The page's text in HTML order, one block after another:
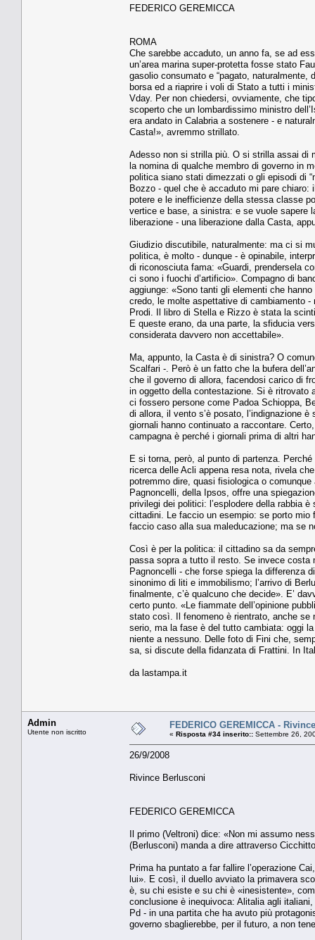
FEDERICO GEREMICCA
ROMA
Che sarebbe accaduto, un anno fa, se ad
un’area marina super-protetta fosse stato
gasolio consumato e “pagato,
borsa ed a riaprire i voli di Stato a tutti i
Vday. Per non chiedersi, ovviamente, che
scoperto che un lombardissimo ministro
era andato in Calabria a sostenere - e
Casta!», avremmo strillato.
Adesso non si strilla più. O si strilla assai di
la nomina di qualche membro di governo in
politica siano stati dimezzati o gli episodi di
Bozzo - quel che è accaduto mi pare
potere e le inefficienze della stessa classe
vertice e base, a sinistra: e se vuole sapere
liberazione - una liberazione dalla Casta,
Giudizio discutibile, naturalmente: ma ci si
politica, è molto - dunque - è opinabile,
di riconosciuta fama: «Guardi, prendersela
ci sono i fuochi d’artificio». Compagno di
aggiunge: «Sono tanti gli elementi che
credo, le molte aspettative di cambiamento -
Prodi. Il libro di Stella e Rizzo è stata la
E queste erano, da una parte, la sfiducia
considerata davvero non accettabile».
Ma, appunto, la Casta è di sinistra? O
Scalfari -. Però è un fatto che la bufera
che il governo di allora, facendosi carico di
in oggetto della contestazione. Si è ritrovato
ci fossero persone come Padoa Schioppa,
di allora, il vento s’è posato, l’indignazione
giornali hanno continuato a raccontare.
campagna è perché i giornali prima di altri
E si torna, però, al punto di partenza.
ricerca delle Acli appena resa nota, rivela
potremmo dire, quasi fisiologica o
Pagnoncelli, della Ipsos, offre una
privilegi dei politici: l’esplodere della rabbia
cittadini. Le faccio un esempio: se porto
faccio caso alla sua maleducazione; ma se
Così è per la politica: il cittadino sa da
passa sopra a tutto il resto. Se invece costa
Pagnoncelli - che forse spiega la differenza
sinonimo di liti e immobilismo; l’arrivo di
finalmente, c’è qualcuno che decide». E’
certo punto. «Le fiammate dell’opinione
stato così. Il fenomeno è rientrato, anche se
serio, ma la fase è del tutto cambiata: oggi
niente a nessuno. Delle foto di Fini che,
sa, si discute della fidanzata di Frattini. In
da lastampa.it
Admin
Utente non iscritto
FEDERICO GEREMICCA -
« Risposta #34 inserito:: Settembre 26,
26/9/2008
Rivince Berlusconi
FEDERICO GEREMICCA
Il primo (Veltroni) dice: «Non mi assumo
(Berlusconi) manda a dire attraverso
Prima ha puntato a far fallire l’operazione
lui». E così, il duello avviato la primavera
è, su chi esiste e su chi è «inesistente»,
conclusione è inequivoca: Alitalia agli
Pd - in una partita che ha avuto più
governo sbaglierebbe, per il futuro, a non